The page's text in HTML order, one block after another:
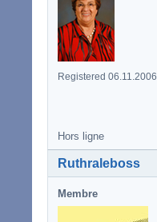
Registered 06.11.2006
Hors ligne
Ruthraleboss
Membre